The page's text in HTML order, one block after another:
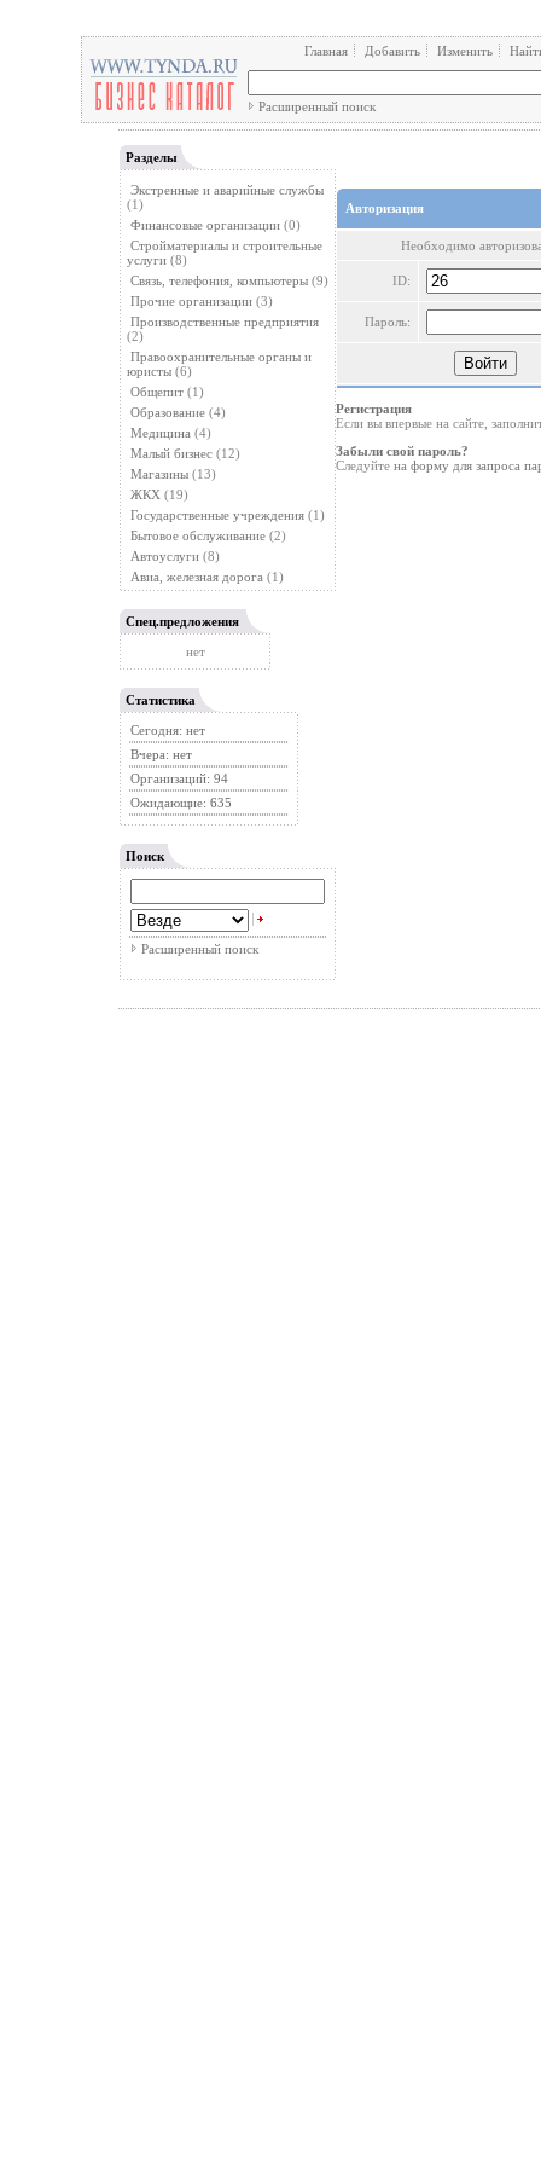
Главная Добавить Изменить
Расширенный поиск
Разделы
Экстренные и аварийные службы
(1)
Финансовые организации (0)
Стройматериалы и строительные
услуги (8)
Связь, телефония, компьютеры (9)
Прочие организации (3)
Производственные предприятия
(2)
Правоохранительные органы и
юристы (6)
Общепит (1)
Образование (4)
Медицина (4)
Малый бизнес (12)
Магазины (13)
ЖКХ (19)
Государственные учреждения (1)
Бытовое обслуживание (2)
Автоуслуги (8)
Авиа, железная дорога (1)
Спец.предложения
нет
Статистика
Сегодня: нет
Вчера: нет
Организаций: 94
Ожидающие: 635
Поиск
Расширенный поиск
Авторизация
Необходимо
ID:
Пароль:
Регистрация
Если вы впервые на сайте,
Забыли свой пароль?
Следуйте на форму для запроса